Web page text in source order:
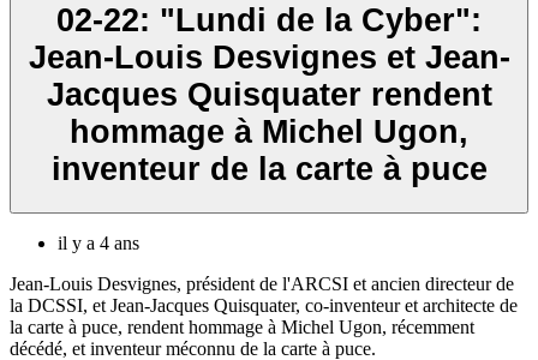
02-22: "Lundi de la Cyber":
Jean-Louis Desvignes et Jean-
Jacques Quisquater rendent
hommage à Michel Ugon,
inventeur de la carte à puce
il y a 4 ans
Jean-Louis Desvignes, président de l'ARCSI et ancien directeur de
la DCSSI, et Jean-Jacques Quisquater, co-inventeur et architecte de
la carte à puce, rendent hommage à Michel Ugon, récemment
décédé, et inventeur méconnu de la carte à puce.